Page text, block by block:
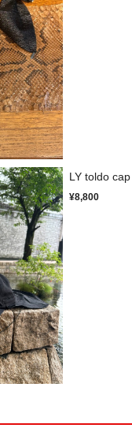
LY toldo cap
¥8,800